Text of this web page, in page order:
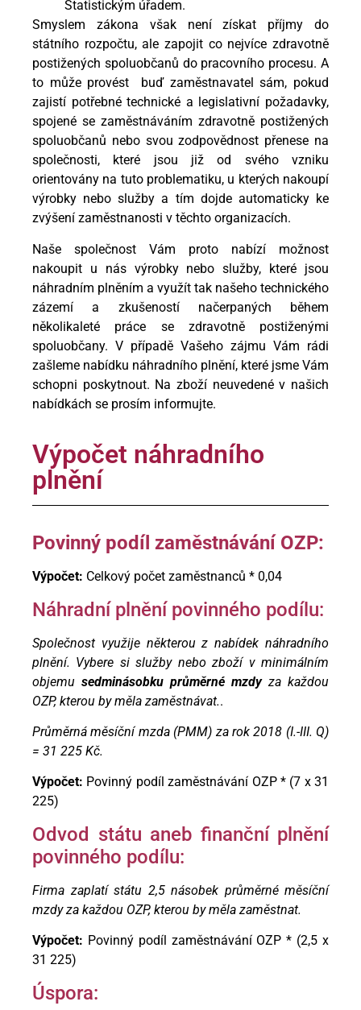
Statistickým úřadem.
Smyslem zákona však není získat příjmy do
státního rozpočtu, ale zapojit co nejvíce zdravotně
postižených spoluobčanů do pracovního procesu. A
to může provést buď zaměstnavatel sám, pokud
zajistí potřebné technické a legislativní požadavky,
spojené se zaměstnáváním zdravotně postižených
spoluobčanů nebo svou zodpovědnost přenese na
společnosti, které jsou již od svého vzniku
orientovány na tuto problematiku, u kterých nakoupí
výrobky nebo služby a tím dojde automaticky ke
zvýšení zaměstnanosti v těchto organizacích.
Naše společnost Vám proto nabízí možnost
nakoupit u nás výrobky nebo služby, které jsou
náhradním plněním a využít tak našeho technického
zázemí a zkušeností načerpaných během
několikaleté práce se zdravotně postiženými
spoluobčany. V případě Vašeho zájmu Vám rádi
zašleme nabídku náhradního plnění, které jsme Vám
schopni poskytnout. Na zboží neuvedené v našich
nabídkách se prosím informujte.
Výpočet náhradního
plnění
Povinný podíl zaměstnávání OZP:
Výpočet: Celkový počet zaměstnanců * 0,04
Náhradní plnění povinného podílu:
Společnost využije některou z nabídek náhradního
plnění. Vybere si služby nebo zboží v minimálním
objemu sedminásobku průměrné mzdyza každou
OZP, kterou by měla zaměstnávat..
Průměrná měsíční mzda (PMM) za rok 2018 (I.-III. Q)
= 31 225 Kč.
Výpočet: Povinný podíl zaměstnávání OZP * (7 x 31
225)
Odvod státu aneb finanční plnění
povinného podílu:
Firma zaplatí státu 2,5 násobek průměrné měsíční
mzdy za každou OZP, kterou by měla zaměstnat.
Výpočet: Povinný podíl zaměstnávání OZP * (2,5 x
31 225)
Úspora: